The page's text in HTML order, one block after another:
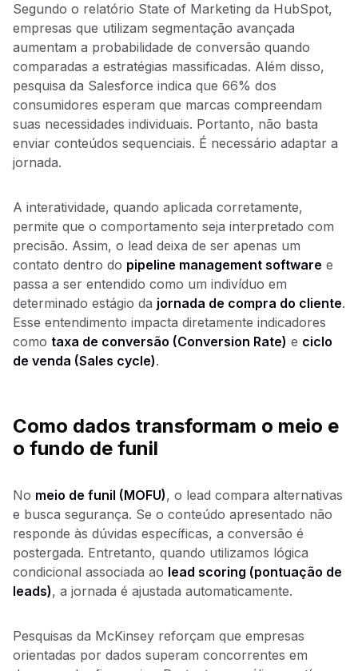
Segundo o relatório State of Marketing da HubSpot,
empresas que utilizam segmentação avançada
aumentam a probabilidade de conversão quando
comparadas a estratégias massificadas. Além disso,
pesquisa da Salesforce indica que 66% dos
consumidores esperam que marcas compreendam
suas necessidades individuais. Portanto, não basta
enviar conteúdos sequenciais. É necessário adaptar a
jornada.
A interatividade, quando aplicada corretamente,
permite que o comportamento seja interpretado com
precisão. Assim, o lead deixa de ser apenas um
contato dentro do pipeline management software e
passa a ser entendido como um indivíduo em
determinado estágio da jornada de compra do cliente.
Esse entendimento impacta diretamente indicadores
como taxa de conversão (Conversion Rate) e ciclo
de venda (Sales cycle).
Como dados transformam o meio e
o fundo de funil
No meio de funil (MOFU), o lead compara alternativas
e busca segurança. Se o conteúdo apresentado não
responde às dúvidas específicas, a conversão é
postergada. Entretanto, quando utilizamos lógica
condicional associada ao lead scoring (pontuação de
leads), a jornada é ajustada automaticamente.
Pesquisas da McKinsey reforçam que empresas
orientadas por dados superam concorrentes em